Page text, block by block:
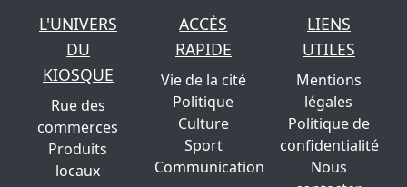
L'UNIVERS
DU
KIOSQUE
Rue des
commerces
Produits
locaux
ACCÈS
RAPIDE
Vie de la cité
Politique
Culture
Sport
Communication
LIENS
UTILES
Mentions
légales
Politique de
confidentialité
Nous